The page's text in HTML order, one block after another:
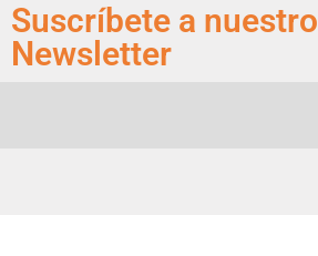
Suscríbete a nuestro
Newsletter